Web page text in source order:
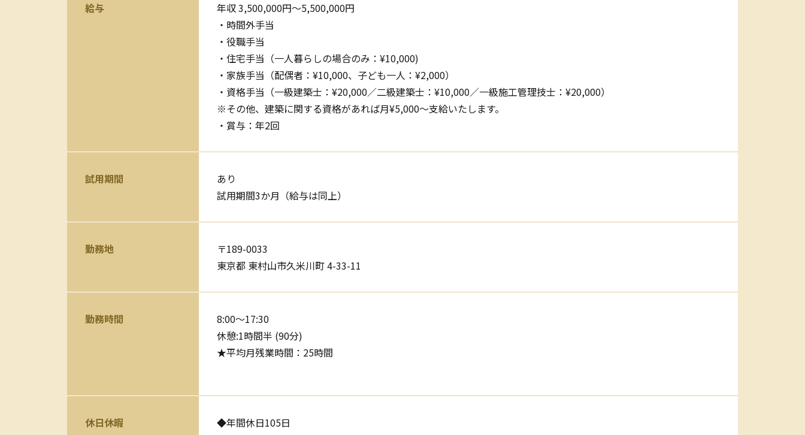
給与
年収 3,500,000円〜5,500,000円
・時間外手当
・役職手当
・住宅手当（一人暮らしの場合のみ：¥10,000)
・家族手当（配偶者：¥10,000、子ども一人：¥2,000）
・資格手当（一級建築士：¥20,000／二級建築士：¥10,000／一級施工管理技士：¥20,000）
※その他、建築に関する資格があれば月¥5,000～支給いたします。
・賞与：年2回
試用期間
あり
試用期間3か月（給与は同上）
勤務地
〒189-0033
東京都 東村山市久米川町 4-33-11
勤務時間
8:00～17:30
休憩:1時間半 (90分)
★平均月残業時間：25時間
休日休暇
◆年間休日105日